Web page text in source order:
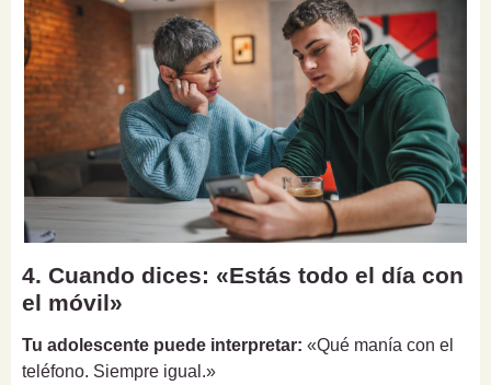
4. Cuando dices: «Estás todo el día con
el móvil»
Tu adolescente puede interpretar: «Qué manía con el
teléfono. Siempre igual.»